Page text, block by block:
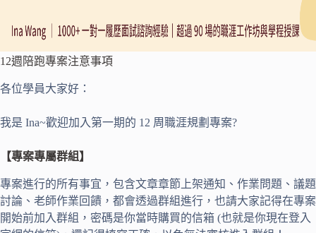
12週陪跑專案注意事項
各位學員大家好：
我是 Ina~歡迎加入第一期的 12 周職涯規劃專案?
【專案專屬群組】
專案進行的所有事宜，包含文章章節上架通知、作業問題、議題
討論、老師作業回饋，都會透過群組進行，也請大家記得在專案
開始前加入群組，密碼是你當時購買的信箱 (也就是你現在登入